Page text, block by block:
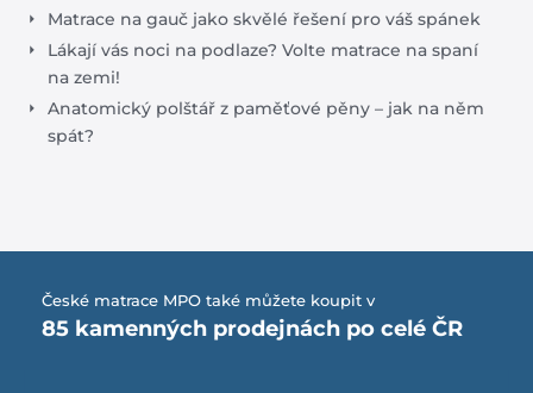
Matrace na gauč jako skvělé řešení pro váš spánek
Lákají vás noci na podlaze? Volte matrace na spaní
na zemi!
Anatomický polštář z paměťové pěny – jak na něm
spát?
České matrace MPO také můžete koupit v
85 kamenných prodejnách po celé ČR